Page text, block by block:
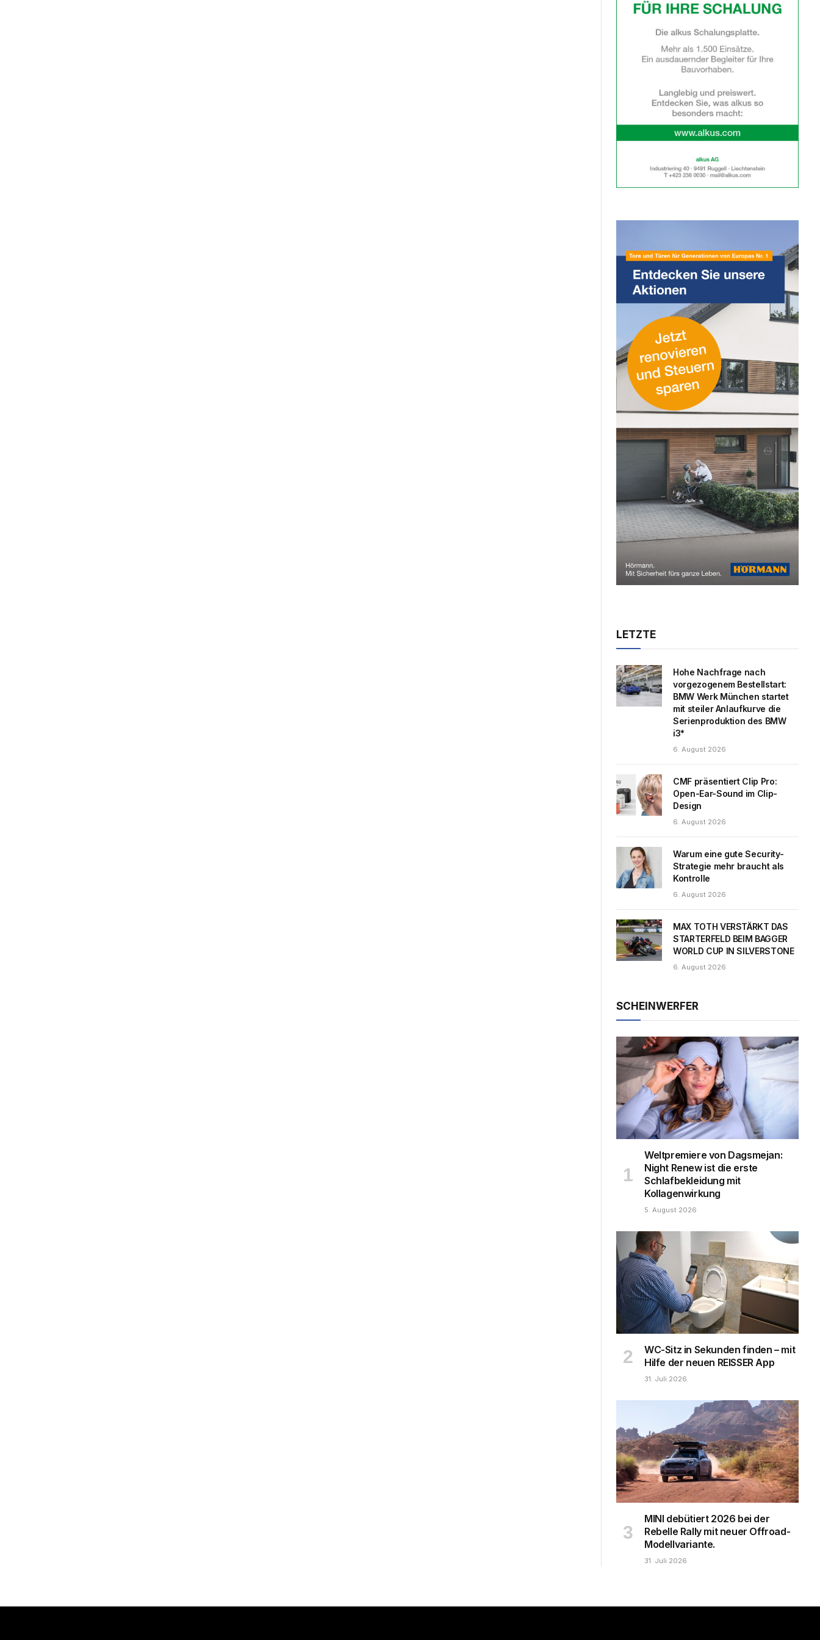
LETZTE
Hohe Nachfrage nach
vorgezogenem Bestellstart:
BMW Werk München startet
mit steiler Anlaufkurve die
Serienproduktion des BMW
i3*
6. August 2026
CMF präsentiert Clip Pro:
Open-Ear-Sound im Clip-
Design
6. August 2026
Warum eine gute Security-
Strategie mehr braucht als
Kontrolle
6. August 2026
MAX TOTH VERSTÄRKT DAS
STARTERFELD BEIM BAGGER
WORLD CUP IN SILVERSTONE
6. August 2026
SCHEINWERFER
Weltpremiere von Dagsmejan:
Night Renew ist die erste
Schlafbekleidung mit
Kollagenwirkung
5. August 2026
WC-Sitz in Sekunden finden – mit
Hilfe der neuen REISSER App
31. Juli 2026
MINI debütiert 2026 bei der
Rebelle Rally mit neuer Offroad-
Modellvariante.
31. Juli 2026